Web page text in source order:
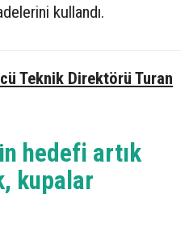
kullandı.
Teknik Direktörü Turan
hedefi artık
kupalar